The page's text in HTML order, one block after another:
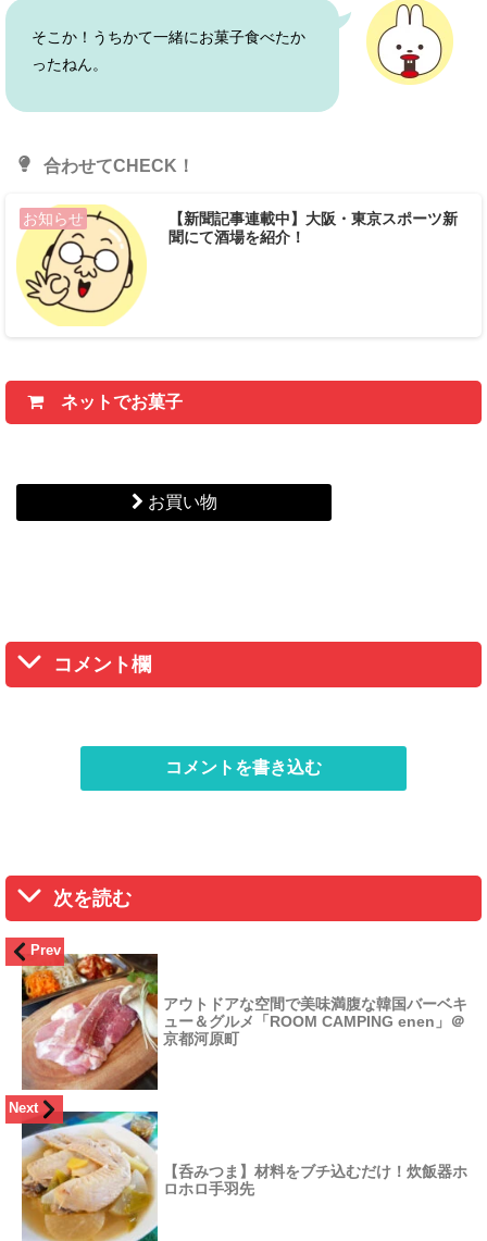
そこか！うちかて一緒にお菓子食べたか
ったねん。
合わせてCHECK！
お知らせ
【新聞記事連載中】大阪・東京スポーツ新
聞にて酒場を紹介！
ネットでお菓子
お買い物
コメント欄
コメントを書き込む
次を読む
Prev
アウトドアな空間で美味満腹な韓国バーベキ
ュー＆グルメ「ROOM CAMPING enen」＠
京都河原町
Next
【呑みつま】材料をブチ込むだけ！炊飯器ホ
ロホロ手羽先